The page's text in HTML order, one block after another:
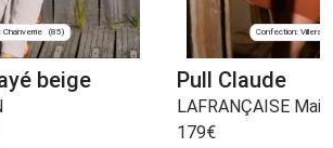
Chanverrie (85)
beige
Confection: Villers-
Pull Claude
LAFRANÇAISE
179€